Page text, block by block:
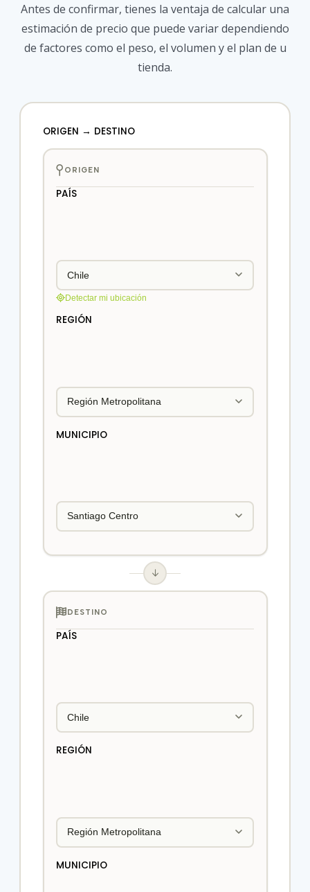
Antes de confirmar, tienes la ventaja de calcular una
estimación de precio que puede variar dependiendo
de factores como el peso, el volumen y el plan de u
tienda.
ORIGEN → DESTINO
ORIGEN
PAÍS
Detectar mi ubicación
REGIÓN
MUNICIPIO
DESTINO
PAÍS
REGIÓN
MUNICIPIO